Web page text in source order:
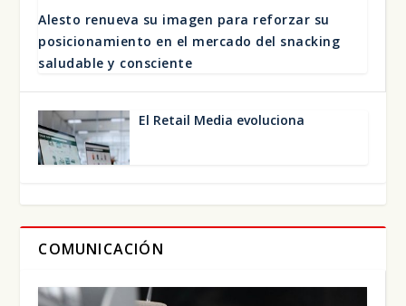
Ales­to renue­va su ima­gen para refor­zar su
posi­cio­na­mien­to en el mer­ca­do del snac­king
salu­da­ble y cons­cien­te
El Retail Media evo­lu­cio­na
COMUNICACIÓN